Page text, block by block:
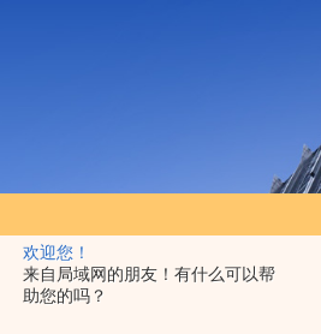
欢迎您！
来自局域网的朋友！有什么可以帮
助您的吗？